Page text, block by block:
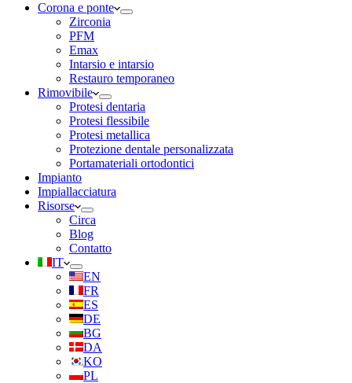
Corona e ponte
Zirconia
PFM
Emax
Intarsio e intarsio
Restauro temporaneo
Rimovibile
Protesi dentaria
Protesi flessibile
Protesi metallica
Protezione dentale personalizzata
Portamateriali ortodontici
Impianto
Impiallacciatura
Risorse
Circa
Blog
Contatto
IT
EN
FR
ES
DE
BG
DA
KO
PL